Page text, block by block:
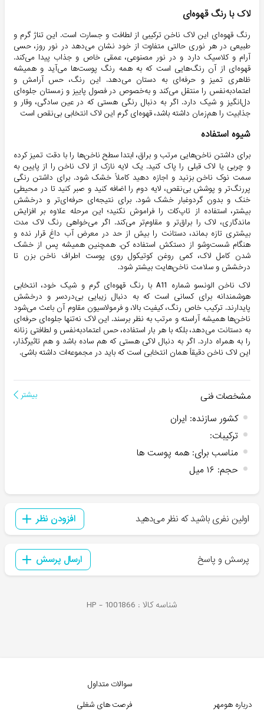
لاک با رنگ قهوه‌ای
رنگ قهوه‌ای این لاک ناخن ترکیبی از لطافت و جسارت است. این تناژ گرم و
طبیعی در هر نوری حالتی متفاوت از خود نشان می‌دهد در نور روز، حسی
آرام و کلاسیک دارد و در نور مصنوعی، عمقی خاص و جذاب پیدا می‌کند.
قهوه‌ای از آن رنگ‌هایی است که به همه رنگ پوست‌ها می‌آید و همیشه
ظاهری تمیز و حرفه‌ای به دستان می‌دهد. این رنگ، حس آرامش و
اعتماد‌به‌نفس را منتقل می‌کند و به‌خصوص در فصول پاییز و زمستان جلوه‌ای
دل‌انگیز و شیک دارد. اگر به دنبال رنگی هستی که در عین سادگی، وقار و
جذابیت را هم‌زمان داشته باشد، قهوه‌ای گرم این لاک انتخابی بی‌نقص است
شیوه استفاده
برای داشتن ناخن‌هایی مرتب و براق، ابتدا سطح ناخن‌ها را با دقت تمیز کرده
و چربی یا لاک قبلی را پاک کنید. یک لایه نازک از لاک ناخن را از پایین به
سمت نوک ناخن بزنید و اجازه دهید کاملاً خشک شود. برای داشتن رنگی
پررنگ‌تر و پوشش بی‌نقص، لایه دوم را اضافه کنید و صبر کنید تا در محیطی
خنک و بدون گردوغبار خشک شود. برای نتیجه‌ای حرفه‌ای‌تر و درخشش
بیشتر، استفاده از تاپ‌کات را فراموش نکنید؛ این مرحله علاوه بر افزایش
ماندگاری، لاک را براق‌تر و مقاوم‌تر می‌کند. اگر می‌خواهی رنگ لاک مدت
بیشتری تازه بماند، دستانت را بیش از حد در معرض آب داغ قرار نده و
هنگام شست‌وشو از دستکش استفاده کن. همچنین همیشه پس از خشک
شدن کامل لاک، کمی روغن کوتیکول روی پوست اطراف ناخن بزن تا
درخشش و سلامت ناخن‌هایت بیشتر شود.
لاک ناخن الونسو شماره A11 با رنگ قهوه‌ای گرم و شیک خود، انتخابی
هوشمندانه برای کسانی است که به دنبال زیبایی بی‌دردسر و درخشش
پایدارند. ترکیب خاص رنگ، کیفیت بالا، و فرمولاسیون مقاوم آن باعث می‌شود
ناخن‌ها همیشه آراسته و مرتب به نظر برسند. این لاک نه‌تنها جلوه‌ای حرفه‌ای
به دستانت می‌دهد، بلکه با هر بار استفاده، حس اعتمادبه‌نفس و لطافتی زنانه
را به همراه دارد. اگر به دنبال لاکی هستی که هم ساده باشد و هم تاثیرگذار،
این لاک ناخن دقیقاً همان انتخابی است که باید در مجموعه‌ات داشته باشی.
مشخصات فنی بیشتر
کشور سازنده: ایران
ترکیبات:
مناسب برای: همه پوست ها
حجم: ۱۶ میل
اولین نفری باشید که نظر می‌دهید افزودن نظر
پرسش و پاسخ ارسال پرسش
شناسه کالا : HP - 1001866
درباره هومهر
سوالات متداول
فرصت های شغلی